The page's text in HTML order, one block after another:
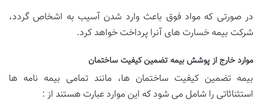
در صورتی که مواد فوق باعث وارد شدن آسیب به اشخاص گردد،
شرکت بیمه خسارت های آنرا پرداخت خواهد کرد.
موارد خارج از پوشش بیمه تضمین کیفیت ساختمان
بیمه تضمین کیفیت ساختمان ها، مانند تمامی بیمه نامه ها
استثنائاتی را شامل می شود که این موارد عبارت هستند از :